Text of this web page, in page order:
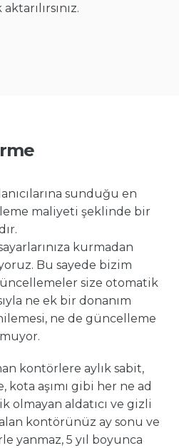
sunduğu en
maliyeti şeklinde bir
kurmadan
Bu sayede bizim
size otomatik
ne ek bir donanım
ne de güncelleme
kontörlere aylık sabit,
kota aşımı gibi her ne ad
olmayan aldatıcı ve gizli
kontörünüz ay sonu ve
yanmaz, 5 yıl boyunca